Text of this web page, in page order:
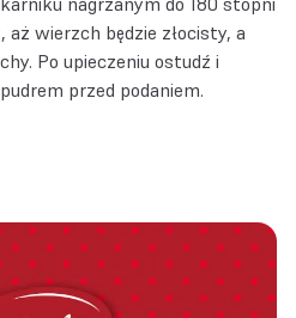
wierzch będzie złocisty, a
Po upieczeniu ostudź i
przed podaniem.